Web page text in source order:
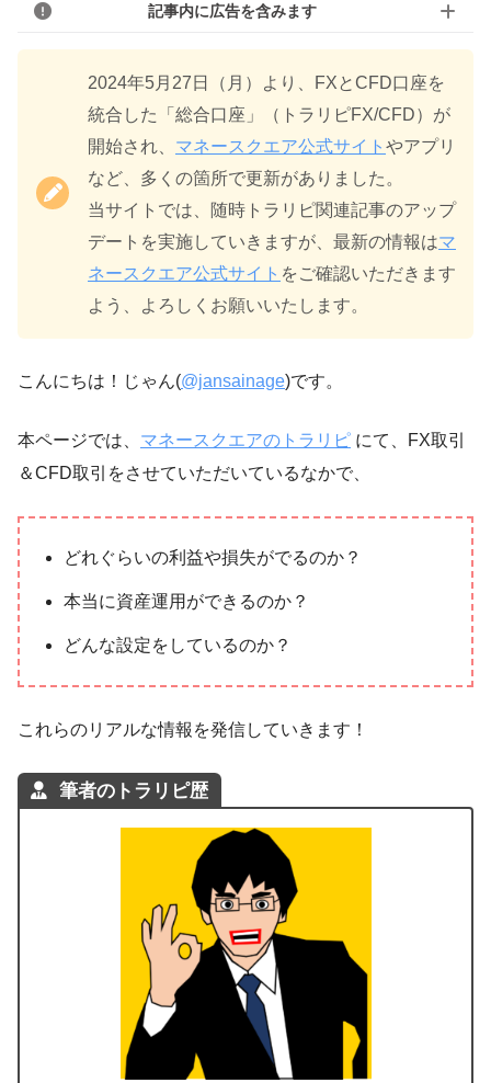
記事内に広告を含みます
2024年5月27日（月）より、FXとCFD口座を
統合した「総合口座」（トラリピFX/CFD）が
開始され、 マネースクエア公式サイト やアプリ
など、多くの箇所で更新がありました。
当サイトでは、随時トラリピ関連記事のアップ
デートを実施していきますが、最新の情報はマ
ネースクエア公式サイト をご確認いただきます
よう、よろしくお願いいたします。
こんにちは！じゃん(@jansainage)です。
本ページでは、 マネースクエアのトラリピ にて、FX取引
＆CFD取引をさせていただいているなかで、
どれぐらいの利益や損失がでるのか？
本当に資産運用ができるのか？
どんな設定をしているのか？
これらのリアルな情報を発信していきます！
筆者のトラリピ歴